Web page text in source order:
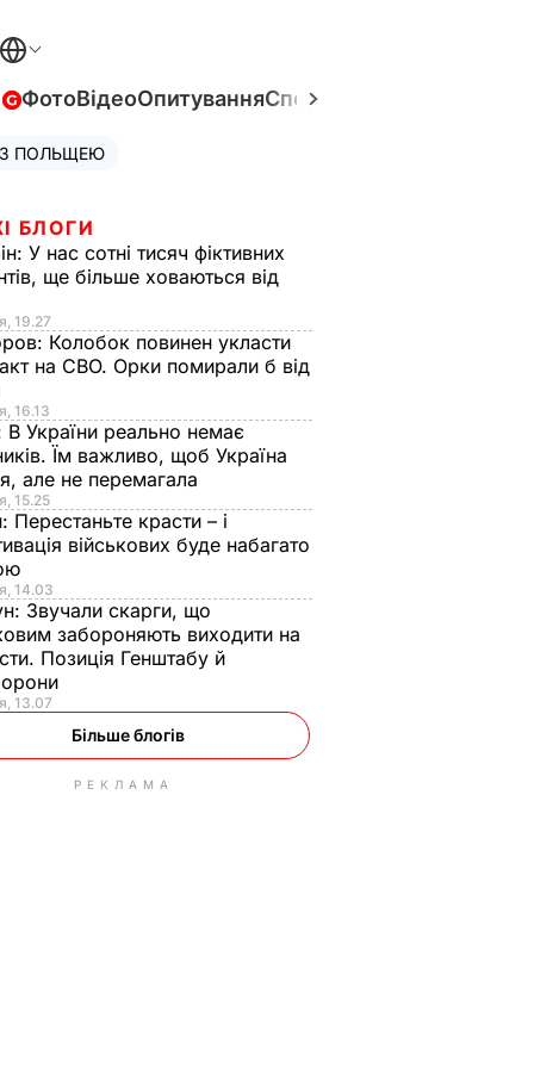
ФотоВідеоОпитуванняСпецпроєкти
ПОЛЬЩЕЮ
БЛОГИ
У нас сотні тисяч фіктивних
ще більше ховаються від
19.27
Колобок повинен укласти
на СВО. Орки помирали б від
16.13
В України реально немає
Їм важливо, щоб Україна
але не перемагала
15.25
Перестаньте красти – і
військових буде набагато
14.03
Звучали скарги, що
забороняють виходити на
Позиція Генштабу й
13.07
Більше блогів
РЕКЛАМА